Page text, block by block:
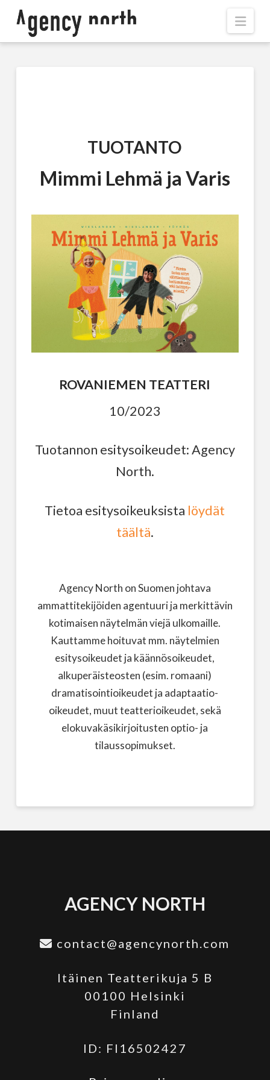
TUOTANTO
Mimmi Lehmä ja Varis
ROVANIEMEN TEATTERI
10/2023
Tuotannon esitysoikeudet: Agency
North.
Tietoa esitysoikeuksista löydät
täältä.
Agency North on Suomen johtava
ammattitekijöiden agentuuri ja merkittävin
kotimaisen näytelmän viejä ulkomaille.
Kauttamme hoituvat mm. näytelmien
esitysoikeudet ja käännösoikeudet,
alkuperäisteosten (esim. romaani)
dramatisointioikeudet ja adaptaatio-
oikeudet, muut teatterioikeudet, sekä
elokuvakäsikirjoitusten optio- ja
tilaussopimukset.
AGENCY NORTH
contact@agencynorth.com
Itäinen Teatterikuja 5 B
00100 Helsinki
Finland
ID: FI16502427